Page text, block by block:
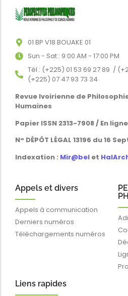
01 BP V18 BOUAKE 01
Sun - Sat : 9:00 AM - 17:00 PM
Tél : (+225) 01 53 69 27 89 /
(+225) 07 47 93 73 34
Revue Ivoirienne de
Humaines
Papier ISSN 2313-7908 / En
N° DÉPÔT LÉGAL 13196 du 16
Indexation : Mir@bel et
Appels et divers
Appels à communication
Derniers numéros
Téléchargements numéros
Liens rapides